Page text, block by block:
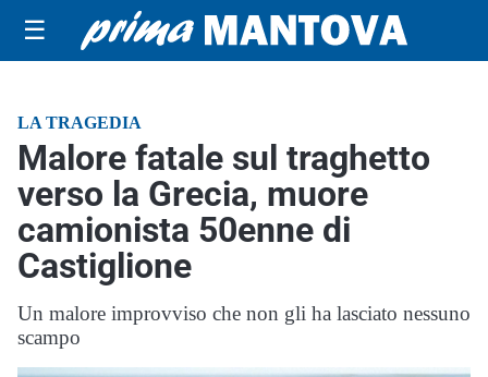
☰
LA TRAGEDIA
Malore fatale sul traghetto
verso la Grecia, muore
camionista 50enne di
Castiglione
Un malore improvviso che non gli ha lasciato nessuno
scampo